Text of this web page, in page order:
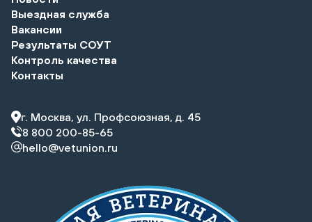
Выездная служба
Вакансии
Результаты СОУТ
Контроль качества
Контакты
г. Москва, ул. Профсоюзная, д. 45
8 800 200-85-65
hello@vetunion.ru